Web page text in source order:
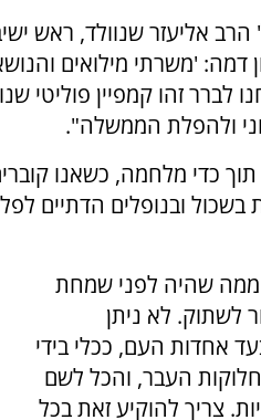
אליעזר שנוולד, ראש
'משרתי מילואים
זהו קמפיין פוליטי
ולהפלת הממשלה".
תוך כדי מלחמה, כשאנו
ובנופלים הדתיים
ממה שהיה לפני שמחת
לשתוק. לא ניתן
אחדות העם, ככלי בידי
העבר, והכל לשם
צריך להוקיע זאת בכל